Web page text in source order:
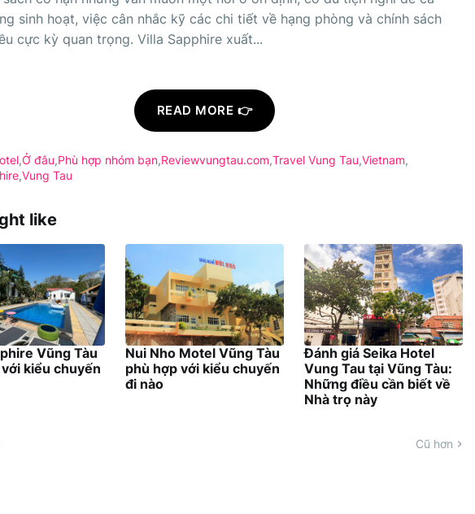
sinh hoạt, việc cân nhắc kỹ các chi tiết về hạng phòng và chính sách
cực kỳ quan trọng. Villa Sapphire xuất...
READ MORE 👉
Ở đâu Phù hợp nhóm bạn Reviewvungtau.com Travel Vung Tau Vietnam
Vung Tau
like
Vũng Tàu
kiểu chuyến
Nui Nho Motel Vũng Tàu
phù hợp với kiểu chuyến
đi nào
Đánh giá Seika Hotel
Vung Tau tại Vũng Tàu:
Những điều cần biết về
Nhà trọ này
Cũ hơn